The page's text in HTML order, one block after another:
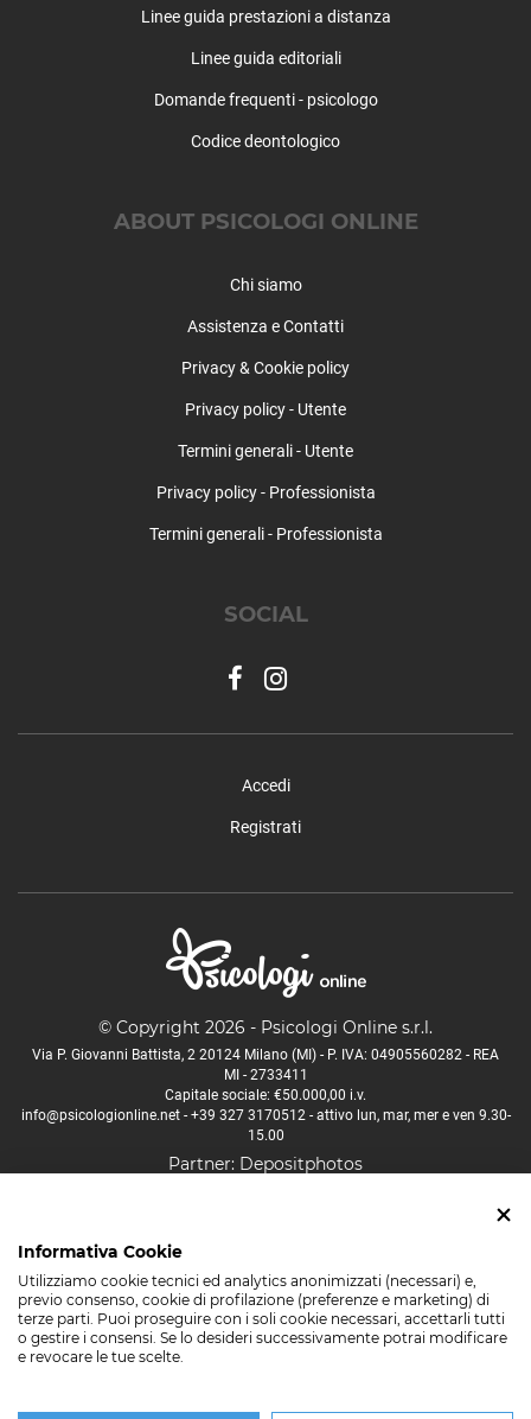
Linee guida prestazioni a distanza
Linee guida editoriali
Domande frequenti - psicologo
Codice deontologico
ABOUT PSICOLOGI ONLINE
Chi siamo
Assistenza e Contatti
Privacy & Cookie policy
Privacy policy - Utente
Termini generali - Utente
Privacy policy - Professionista
Termini generali - Professionista
SOCIAL
Accedi
Registrati
© Copyright 2026 - Psicologi Online s.r.l.
Via P. Giovanni Battista, 2 20124 Milano (MI) - P. IVA: 04905560282 - REA
MI - 2733411
Capitale sociale: €50.000,00 i.v.
info@psicologionline.net- +39 327 3170512- attivo lun, mar, mer e ven 9.30-
15.00
Partner: Depositphotos
Psicologo Lucca
Psicologo Padova
Psicologo Palermo
Psicologo Roma
Psicologo Torino
Psicologo Trento
Psicologo Venezia
Informativa Cookie
Utilizziamo cookie tecnici ed analytics anonimizzati (necessari) e,
previo consenso, cookie di profilazione (preferenze e marketing) di
terze parti. Puoi proseguire con i soli cookie necessari, accettarli tutti
o gestire i consensi. Se lo desideri successivamente potrai modificare
e revocare le tue scelte.